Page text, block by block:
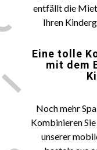
entfällt die
Ihren
Eine tolle
mit dem
Noch mehr
Kombinieren
unserer